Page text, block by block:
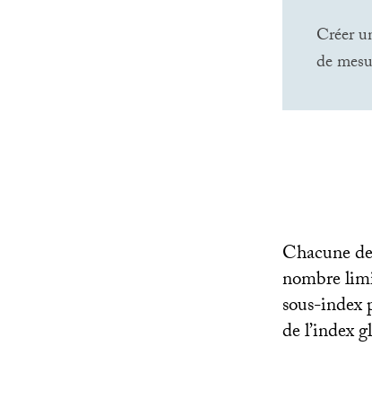
Créer
de
Chacune
nombre
sous-index
de l’index